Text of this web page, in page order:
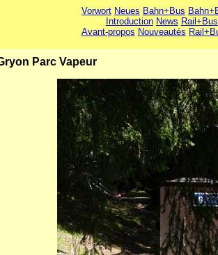
Vorwort Neues Bahn+Bus
Introduction News Rail+Bus
Avant-propos Nouveautés
Parc Vapeur